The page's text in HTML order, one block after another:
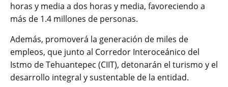
horas y media a dos horas y media, favoreciendo a
más de 1.4 millones de personas.
Además, promoverá la generación de miles de
empleos, que junto al Corredor Interoceánico del
Istmo de Tehuantepec (CIIT), detonarán el turismo y el
desarrollo integral y sustentable de la entidad.